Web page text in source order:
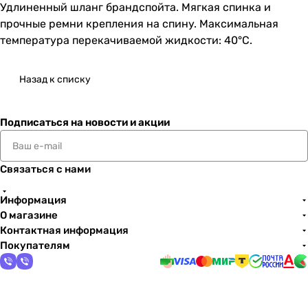
Удлиненный шланг брандспойта. Мягкая спинка и
прочные ремни крепления на спину. Максимальная
температура перекачиваемой жидкости: 40°С.
Назад к списку
Подписаться на новости и акции
Связаться с нами
Информация
О магазине
Контактная информация
Покупателям